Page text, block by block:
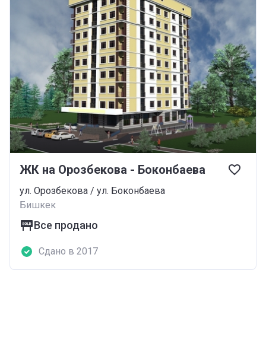
ЖК на Орозбекова - Боконбаева
ул. Орозбекова / ул. Боконбаева
Бишкек
Все продано
Сдано в 2017